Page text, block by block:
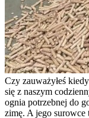
Czy zauważyłeś
się z naszym
ognia potrzebnej do
zimę. A jego